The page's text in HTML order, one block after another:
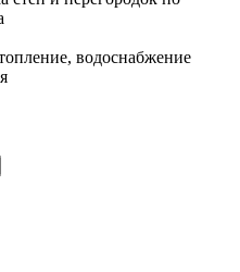
водоснабжение